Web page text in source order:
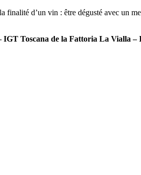
d’un vin : être dégusté avec un
Toscana de la Fattoria La Vialla –